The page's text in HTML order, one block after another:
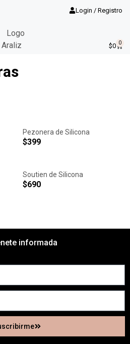
$0 0
Login / Registro
Pezonera de Silicona
$399
Soutien de Silicona
$690
informada